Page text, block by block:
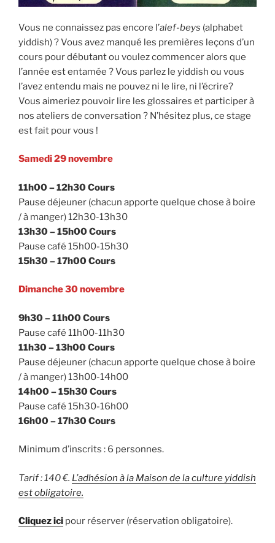
Vous ne connaissez pas encore l’alef-beys (alphabet
yiddish) ? Vous avez manqué les premières leçons d’un
cours pour débutant ou voulez commencer alors que
l’année est entamée ? Vous parlez le yiddish ou vous
l’avez entendu mais ne pouvez ni le lire, ni l’écrire?
Vous aimeriez pouvoir lire les glossaires et participer à
nos ateliers de conversation ? N’hésitez plus, ce stage
est fait pour vous !
Samedi 29 novembre
11h00 – 12h30 Cours
Pause déjeuner (chacun apporte quelque chose à boire
/ à manger) 12h30-13h30
13h30 – 15h00 Cours
Pause café 15h00-15h30
15h30 – 17h00 Cours
Dimanche 30 novembre
9h30 – 11h00 Cours
Pause café 11h00-11h30
11h30 – 13h00 Cours
Pause déjeuner (chacun apporte quelque chose à boire
/ à manger) 13h00-14h00
14h00 – 15h30 Cours
Pause café 15h30-16h00
16h00 – 17h30 Cours
Minimum d’inscrits : 6 personnes.
Tarif : 140 €. L’adhésion à la Maison de la culture yiddish
est obligatoire.
Cliquez ici pour réserver (réservation obligatoire).